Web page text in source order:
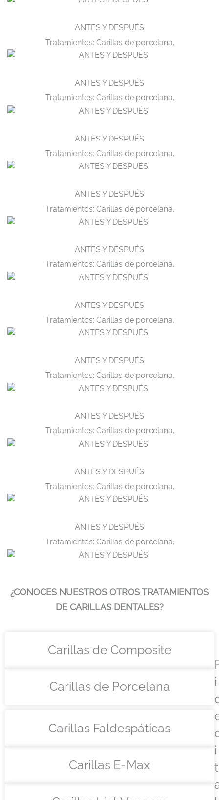
ANTES Y DESPUÉS
Tratamientos: Carillas de porcelana.
ANTES Y DESPUÉS
Tratamientos: Carillas de porcelana.
ANTES Y DESPUÉS
Tratamientos: Carillas de porcelana.
ANTES Y DESPUÉS
Tratamientos: Carillas de porcelana.
ANTES Y DESPUÉS
Tratamientos: Carillas de porcelana.
ANTES Y DESPUÉS
Tratamientos: Carillas de porcelana.
ANTES Y DESPUÉS
Tratamientos: Carillas de porcelana.
ANTES Y DESPUÉS
Tratamientos: Carillas de porcelana.
ANTES Y DESPUÉS
Tratamientos: Carillas de porcelana.
ANTES Y DESPUÉS
Tratamientos: Carillas de porcelana.
¿CONOCES NUESTROS OTROS TRATAMIENTOS
DE CARILLAS DENTALES?
Carillas de Composite
Carillas de Porcelana
Carillas Faldespáticas
Carillas E-Max
i
i
t